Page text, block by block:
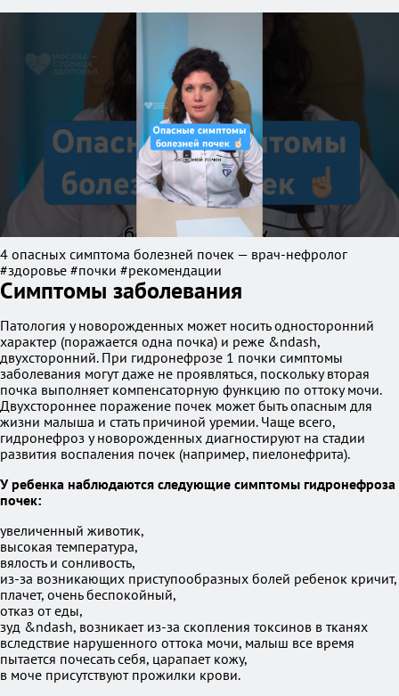
4 опасных симптома болезней почек — врач-нефролог
#здоровье #почки #рекомендации
Симптомы заболевания
Патология у новорожденных может носить односторонний
характер (поражается одна почка) и реже &ndash,
двухсторонний. При гидронефрозе 1 почки симптомы
заболевания могут даже не проявляться, поскольку вторая
почка выполняет компенсаторную функцию по оттоку мочи.
Двухстороннее поражение почек может быть опасным для
жизни малыша и стать причиной уремии. Чаще всего,
гидронефроз у новорожденных диагностируют на стадии
развития воспаления почек (например, пиелонефрита).
У ребенка наблюдаются следующие симптомы гидронефроза
почек:
увеличенный животик,
высокая температура,
вялость и сонливость,
из-за возникающих приступообразных болей ребенок кричит,
плачет, очень беспокойный,
отказ от еды,
зуд &ndash, возникает из-за скопления токсинов в тканях
вследствие нарушенного оттока мочи, малыш все время
пытается почесать себя, царапает кожу,
в моче присутствуют прожилки крови.